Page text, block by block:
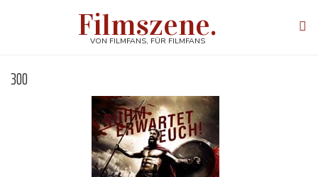
Filmszene.
VON FILMFANS, FÜR FILMFANS
300